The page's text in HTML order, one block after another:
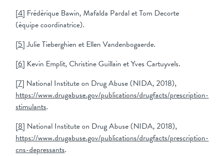
[4] Frédérique Bawin, Mafalda Pardal et Tom Decorte
(équipe coordinatrice).
[5]Julie Tieberghien et Ellen Vandenbogaerde.
[6] Kevin Emplit, Christine Guillain et Yves Cartuyvels.
[7] National Institute on Drug Abuse (NIDA, 2018),
https://www.drugabuse.gov/publications/drugfacts/prescription-
stimulants.
[8] National Institute on Drug Abuse (NIDA, 2018),
https://www.drugabuse.gov/publications/drugfacts/prescription-
cns-depressants.